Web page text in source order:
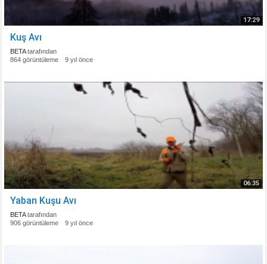
17:29
Kuş Avı
BETAtarafından
864 görüntüleme
9 yıl önce
06:35
Yaban Kuşu Avı
BETAtarafından
906 görüntüleme
9 yıl önce